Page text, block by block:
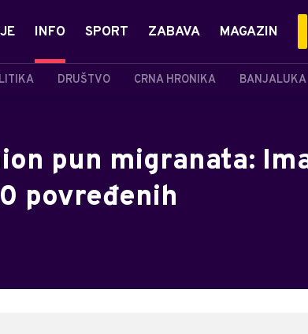
INFO
DRUŠTVO CRNA HRONIKA BANJALUKA
SPORT ZABAVA MAGAZIN
pun migranata:
povređenih